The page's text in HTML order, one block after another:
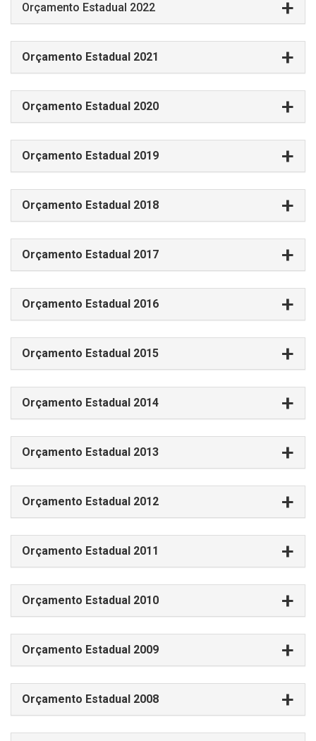
Orçamento Estadual 2022
Orçamento Estadual 2021
Orçamento Estadual 2020
Orçamento Estadual 2019
Orçamento Estadual 2018
Orçamento Estadual 2017
Orçamento Estadual 2016
Orçamento Estadual 2015
Orçamento Estadual 2014
Orçamento Estadual 2013
Orçamento Estadual 2012
Orçamento Estadual 2011
Orçamento Estadual 2010
Orçamento Estadual 2009
Orçamento Estadual 2008